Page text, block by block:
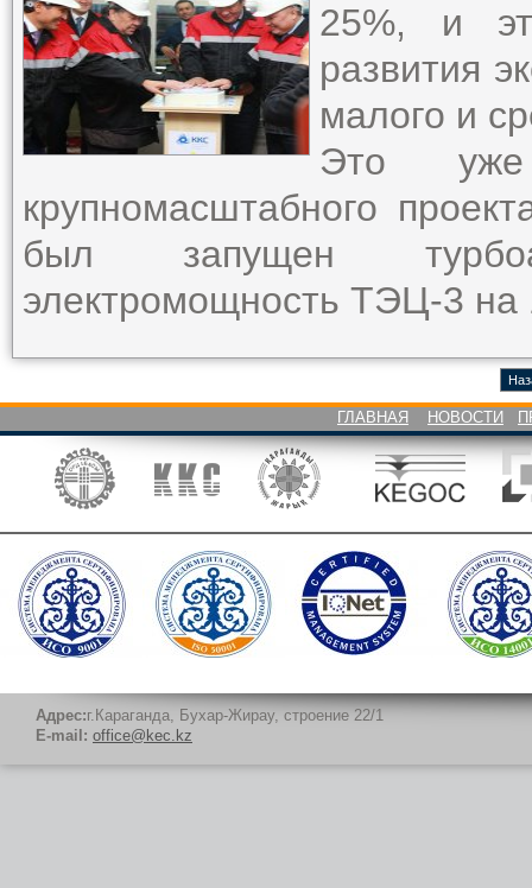
25%, и
развития
малого и
Это уже
крупномасштабного
был запущен
электромощность ТЭЦ-3 на
ГЛАВНАЯ НОВОСТИ
Адрес:г.Караганда, Бухар-Жирау, строение 22/1
E-mail: office@kec.kz